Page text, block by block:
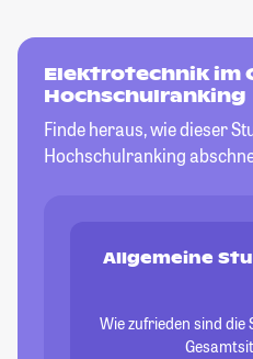
Elektrotechnik im
Hochschulranking
Finde heraus, wie dieser
Hochschulranking
Allgemeine
Wie zufrieden sind